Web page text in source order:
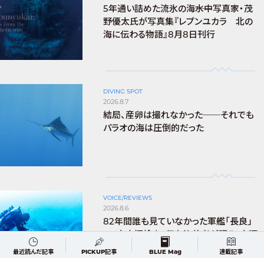
5年通い詰めた流氷の海――水中写真家・茂
野優太氏が写真集『レプンユカラ 北の
海に伝わる物語』8月8日刊行
DIVING SPOT
2026.8.7
結局、産卵は撮れなかった──それでも
パラオの海は圧倒的だった
VOICE/REVIEWS
2026.8.6
82年間誰も見ていなかった軍艦「長良」
へ。水中探検家・伊左治佳孝が語る、水深
100m・162分の潜水
最近読んだ記事 PICKUP記事 BLUE Mag 連載記事